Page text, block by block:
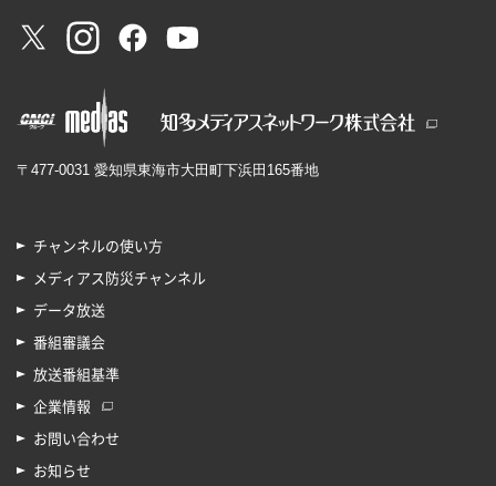
〒477-0031 愛知県東海市大田町下浜田165番地
チャンネルの使い方
メディアス防災チャンネル
データ放送
番組審議会
放送番組基準
企業情報
お問い合わせ
お知らせ